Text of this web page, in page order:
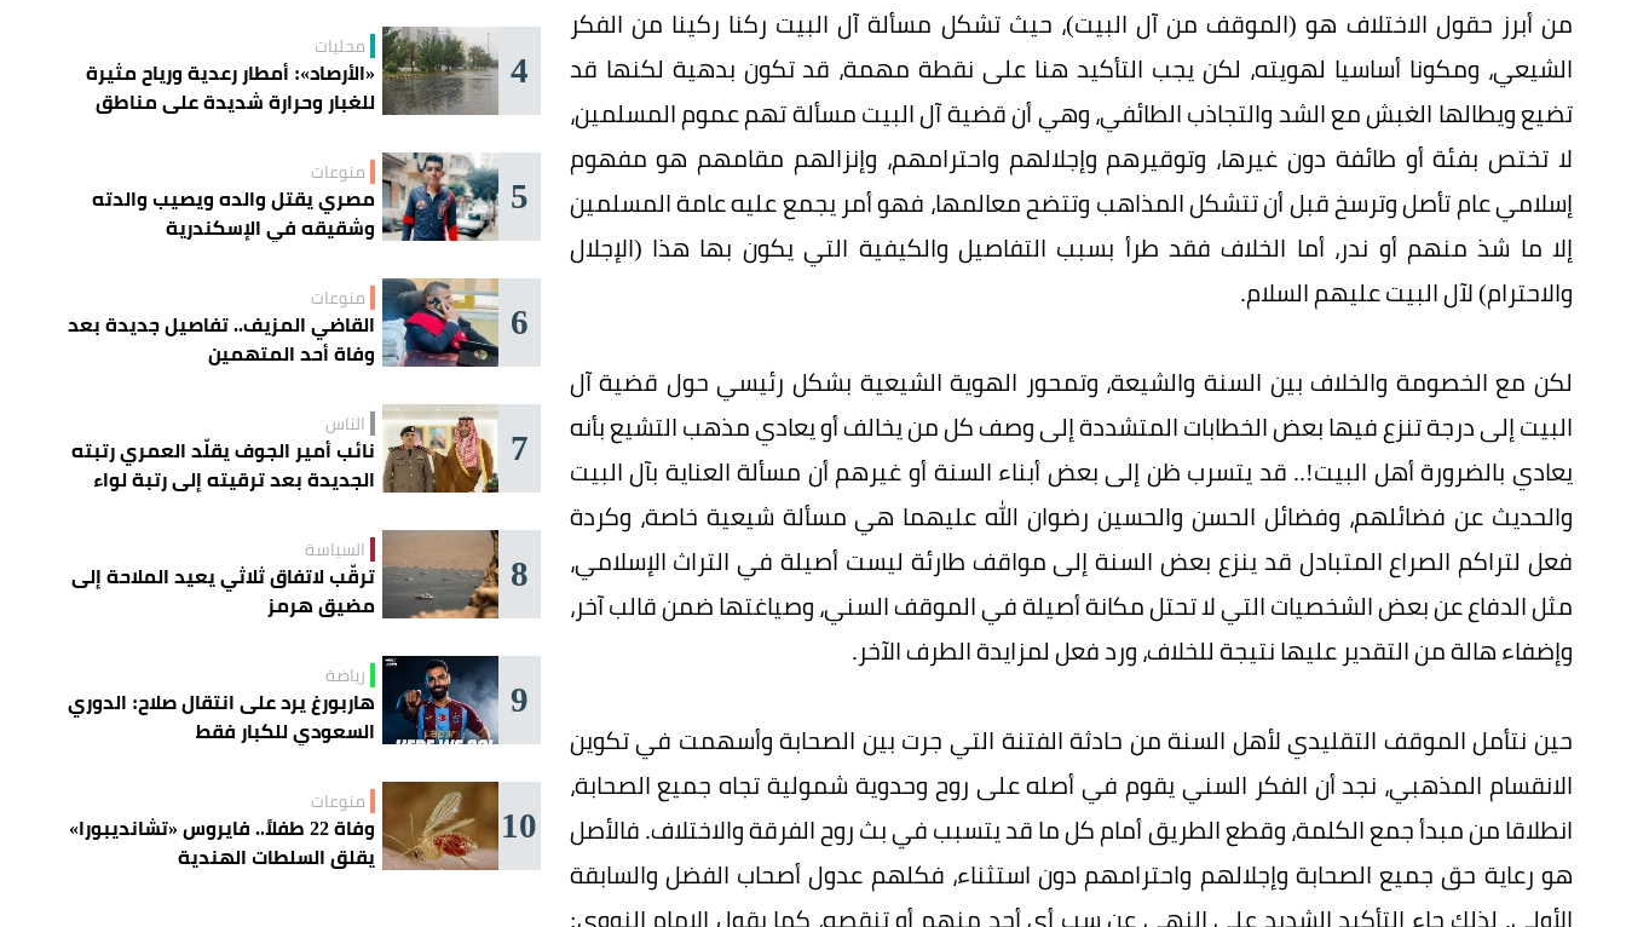
من أبرز حقول الاختلاف هو (الموقف من آل البيت)، حيث تشكل مسألة آل البيت ركنا ركينا من الفكر
الشيعي، ومكونا أساسيا لهويته، لكن يجب التأكيد هنا على نقطة مهمة، قد تكون بدهية لكنها قد
تضيع ويطالها الغبش مع الشد والتجاذب الطائفي، وهي أن قضية آل البيت مسألة تهم عموم المسلمين،
لا تختص بفئة أو طائفة دون غيرها، وتوقيرهم وإجلالهم واحترامهم، وإنزالهم مقامهم هو مفهوم
إسلامي عام تأصل وترسخ قبل أن تتشكل المذاهب وتتضح معالمها، فهو أمر يجمع عليه عامة المسلمين
إلا ما شذ منهم أو ندر، أما الخلاف فقد طرأ بسبب التفاصيل والكيفية التي يكون بها هذا (الإجلال
والاحترام) لآل البيت عليهم السلام.
لكن مع الخصومة والخلاف بين السنة والشيعة، وتمحور الهوية الشيعية بشكل رئيسي حول قضية آل
البيت إلى درجة تنزع فيها بعض الخطابات المتشددة إلى وصف كل من يخالف أو يعادي مذهب التشيع بأنه
يعادي بالضرورة أهل البيت!.. قد يتسرب ظن إلى بعض أبناء السنة أو غيرهم أن مسألة العناية بآل البيت
والحديث عن فضائلهم، وفضائل الحسن والحسين رضوان الله عليهما هي مسألة شيعية خاصة، وكردة
فعل لتراكم الصراع المتبادل قد ينزع بعض السنة إلى مواقف طارئة ليست أصيلة في التراث الإسلامي،
مثل الدفاع عن بعض الشخصيات التي لا تحتل مكانة أصيلة في الموقف السني، وصياغتها ضمن قالب آخر،
وإضفاء هالة من التقدير عليها نتيجة للخلاف، ورد فعل لمزايدة الطرف الآخر.
حين نتأمل الموقف التقليدي لأهل السنة من حادثة الفتنة التي جرت بين الصحابة وأسهمت في تكوين
الانقسام المذهبي، نجد أن الفكر السني يقوم في أصله على روح وحدوية شمولية تجاه جميع الصحابة،
انطلاقا من مبدأ جمع الكلمة، وقطع الطريق أمام كل ما قد يتسبب في بث روح الفرقة والاختلاف. فالأصل
هو رعاية حق جميع الصحابة وإجلالهم واحترامهم دون استثناء، فكلهم عدول أصحاب الفضل والسابقة
4 محليات
«الأرصاد»: أمطار رعدية ورياح مثيرة
للغبار وحرارة شديدة على مناطق
5 منوعات
مصري يقتل والده ويصيب والدته
وشقيقه في الإسكندرية
6 منوعات
القاضي المزيف.. تفاصيل جديدة بعد
وفاة أحد المتهمين
7 الناس
نائب أمير الجوف يقلّد العمري رتبته
الجديدة بعد ترقيته إلى رتبة لواء
8 السياسة
ترقّب لاتفاق ثلاثي يعيد الملاحة إلى
مضيق هرمز
9 رياضة
هاربورغ يرد على انتقال صلاح: الدوري
السعودي للكبار فقط
10 منوعات
وفاة 22 طفلاً.. فايروس «تشانديبورا»
يقلق السلطات الهندية